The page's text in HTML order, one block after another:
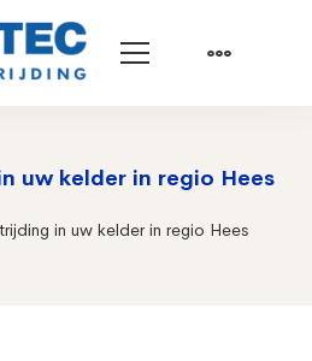
uw kelder in regio Hees
in uw kelder in regio Hees